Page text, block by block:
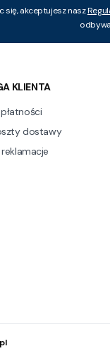
się, akceptujesz nasz
KLIENTA
dostawy